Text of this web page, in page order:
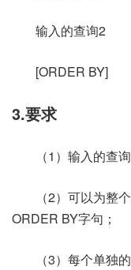
输入的查询2
[ORDER BY]
3.要求
（1）输入的查
（2）可以为整
ORDER BY字句；
（3）每个单独